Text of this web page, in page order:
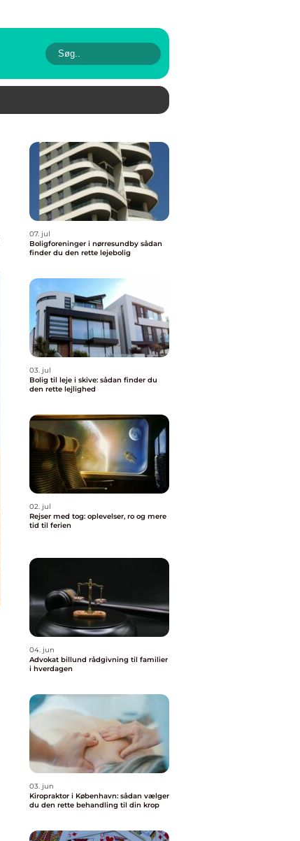
07. jul
Boligforeninger i nørresundby sådan
finder du den rette lejebolig
03. jul
Bolig til leje i skive: sådan finder du
den rette lejlighed
02. jul
Rejser med tog: oplevelser, ro og mere
tid til ferien
04. jun
Advokat billund rådgivning til familier
i hverdagen
03. jun
Kiropraktor i København: sådan vælger
du den rette behandling til din krop